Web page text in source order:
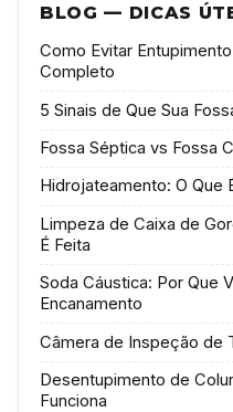
BLOG — DICAS
Como Evitar
Completo
5 Sinais de Que Sua
Fossa Séptica vs Fossa
Hidrojateamento: O Que
Limpeza de Caixa de
É Feita
Soda Cáustica: Por Que
Encanamento
Câmera de Inspeção de
Desentupimento de
Funciona